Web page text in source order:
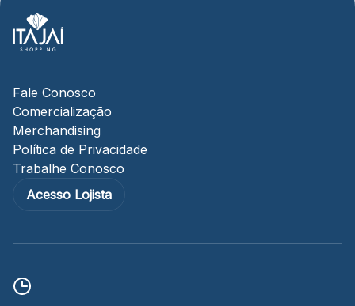
Fale Conosco
Comercialização
Merchandising
Política de Privacidade
Trabalhe Conosco
Acesso Lojista